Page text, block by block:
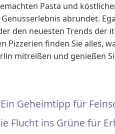
Pasta und
abrundet.
den neuesten Trends der
Pizzerien finden Sie alles,
mitreißen und genießen
Geheimtipp für
Flucht ins Grüne für